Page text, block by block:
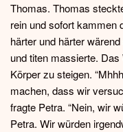
Thomas. Thomas
rein und sofort kammen
härter und härter
und titen massierte.
Körper zu steigen.
machen, dass wir
fragte Petra. “Nein, wir
Petra. Wir würden